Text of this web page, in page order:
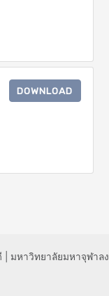
DOWNLOAD
| มหาวิทยาลัยมหาจุฬาลง